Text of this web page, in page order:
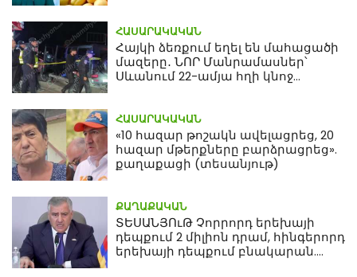
ՀԱՍԱՐԱԿԱԿԱՆ
Հայկի ձեռքում եղել են մահացածի
մազերը․ ՆՈՐ Մանրամասներ՝
Սևանում 22-ամյա հղի կնոջ
ՀԱՍԱՐԱԿԱԿԱՆ
«10 հազար թոշակն ավելացրեց, 20
հազար մթերքները բարձրացրեց».
քաղաքացի (տեսանյութ)
ՔԱՂԱՔԱԿԱՆ
ՏԵՍԱՆՅՈւԹ Չորրորդ երեխայի
դեպքում 2 միլիոն դրամ, հինգերորդ
երեխայի դեպքում բնակարան.